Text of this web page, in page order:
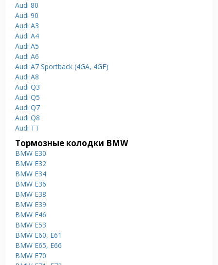
Audi 80
Audi 90
Audi A3
Audi A4
Audi A5
Audi A6
Audi A7 Sportback (4GA, 4GF)
Audi A8
Audi Q3
Audi Q5
Audi Q7
Audi Q8
Audi TT
Тормозные колодки BMW
BMW E30
BMW E32
BMW E34
BMW E36
BMW E38
BMW E39
BMW E46
BMW E53
BMW E60, E61
BMW E65, E66
BMW E70